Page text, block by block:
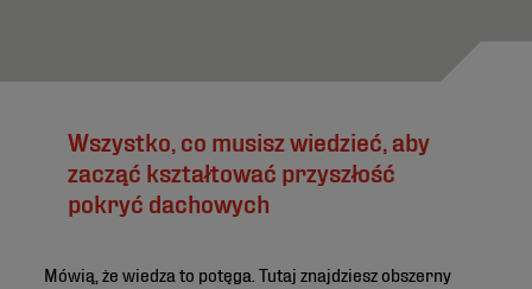
Wszystko, co musisz wiedzieć, aby
zacząć kształtować przyszłość
pokryć dachowych
Mówią, że wiedza to potęga. Tutaj znajdziesz obszerny